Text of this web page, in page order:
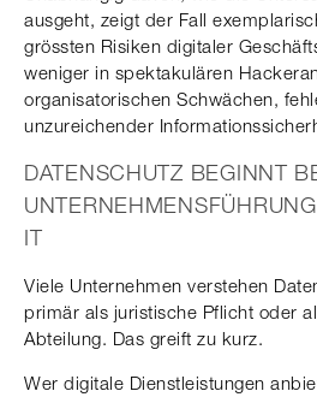
ausgeht, zeigt der Fall
grössten Risiken digitaler
weniger in spektakulären
organisatorischen Schwächen,
unzureichender
DATENSCHUTZ BEGINNT
IT
Viele Unternehmen verstehen
primär als juristische Pflicht oder
Abteilung. Das greift zu kurz.
Wer digitale Dienstleistungen